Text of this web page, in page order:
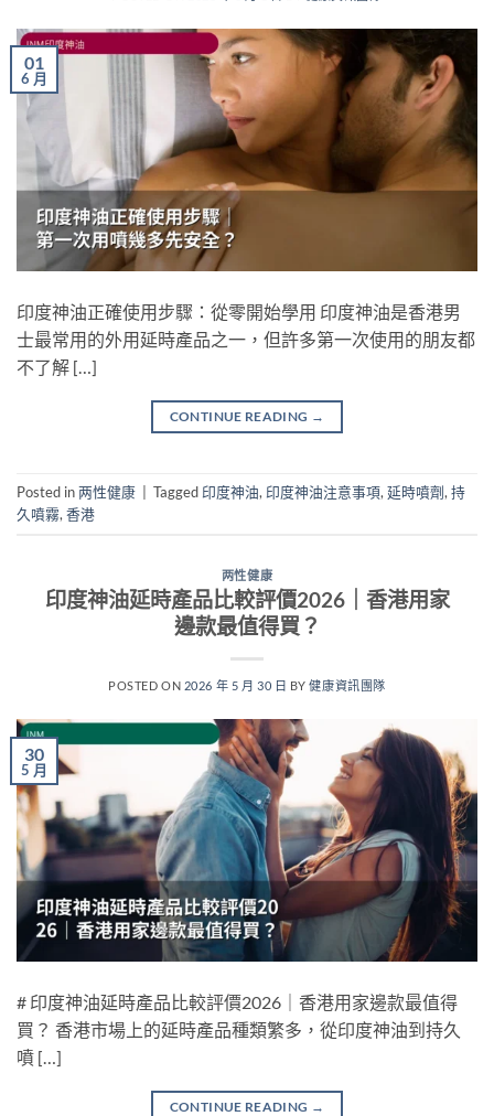
01
6 月
印度神油正確使用步驟：從零開始學用 印度神油是香港男
士最常用的外用延時產品之一，但許多第一次使用的朋友都
不了解 […]
CONTINUE READING →
Posted in两性健康 Tagged 印度神油, 印度神油注意事項, 延時噴劑, 持
久噴霧, 香港
两性健康
印度神油延時產品比較評價2026｜香港用家
邊款最值得買？
POSTED ON 2026 年 5 月 30 日 BY健康資訊團隊
30
5 月
# 印度神油延時產品比較評價2026｜香港用家邊款最值得
買？ 香港市場上的延時產品種類繁多，從印度神油到持久
噴 […]
CONTINUE READING →